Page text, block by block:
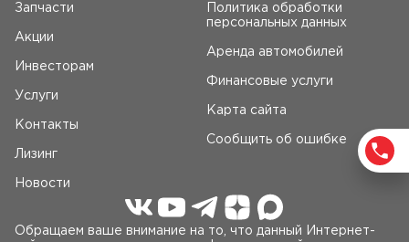
Запчасти
Акции
Инвесторам
Услуги
Контакты
Лизинг
Новости
Политика обработки
персональных данных
Аренда автомобилей
Финансовые услуги
Карта сайта
Сообщить об ошибке
Обращаем ваше внимание на то, что данный Интернет-